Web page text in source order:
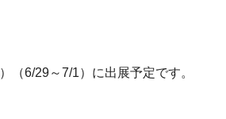
（6/29～7/1）に出展予定です。